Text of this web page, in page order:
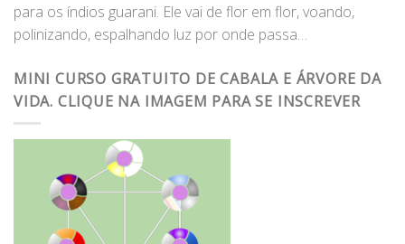
para os índios guarani. Ele vai de flor em flor, voando,
polinizando, espalhando luz por onde passa…
MINI CURSO GRATUITO DE CABALA E ÁRVORE DA
VIDA. CLIQUE NA IMAGEM PARA SE INSCREVER